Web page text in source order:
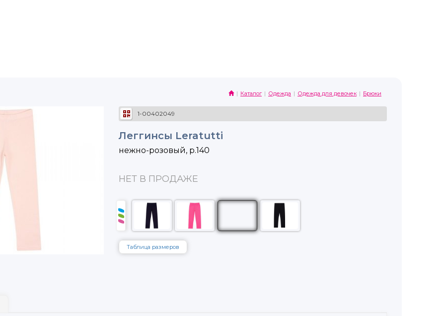
Каталог Одежда Одежда для девочек Брюки
1-00402049
Леггинсы Leratutti
нежно-розовый, р.140
НЕТ В ПРОДАЖЕ
Таблица размеров